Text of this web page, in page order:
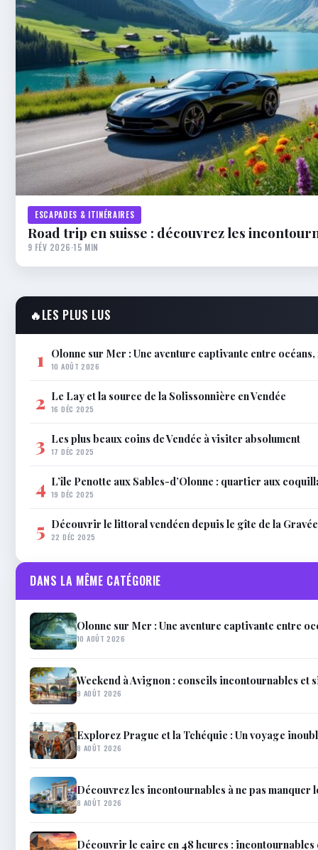
ESCAPADES & ITINÉRAIRES
Road trip en suisse : découvrez les
9 FÉV 2026·15 MIN
🔥LES PLUS LUS
1 Olonne sur Mer : Une aventure captivante entre
10 AOÛT 2026
2 Le Lay et la source de la Solissonnière en Vendée
16 DÉC 2025
3 Les plus beaux coins de Vendée à visiter absolument
17 DÉC 2025
4 L’île Penotte aux Sables-d’Olonne : quartier aux
19 DÉC 2025
5 Découvrir le littoral vendéen depuis le gîte de la Gravée
22 DÉC 2025
DANS LA MÊME CATÉGORIE
Olonne sur Mer : Une aventure captivante entre
10 AOÛT 2026
Weekend à Avignon : conseils incontournables et
9 AOÛT 2026
Explorez Prague et la Tchéquie : Un voyage
8 AOÛT 2026
Découvrez les incontournables à ne pas manquer
8 AOÛT 2026
Découvrir le caire en 48 heures : incontournables